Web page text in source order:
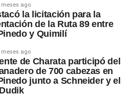
meses ago
la licitación para la
de la Ruta 89 entre
y Quimilí
meses ago
de Charata participó del
de 700 cabezas en
junto a Schneider y el